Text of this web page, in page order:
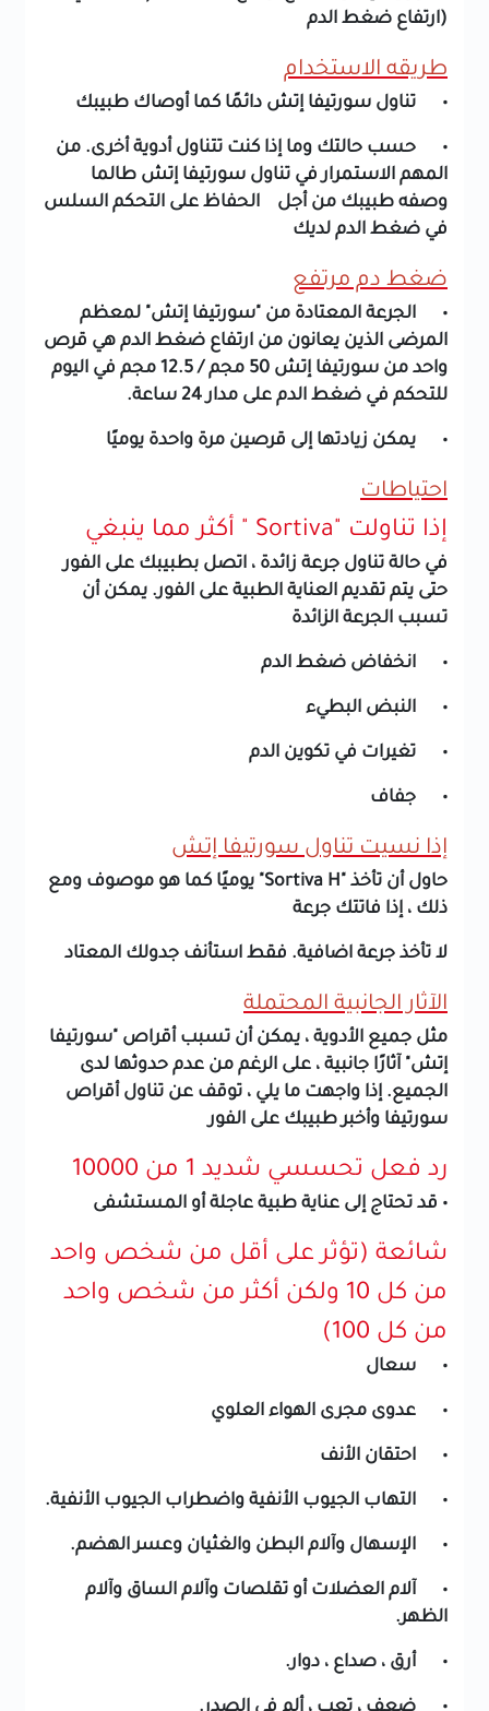
(ارتفاع ضغط الدم
طريقه الاستخدام
• تناول سورتيفا إتش دائمًا كما أوصاك طبيبك
• حسب حالتك وما إذا كنت تتناول أدوية أخرى. من
المهم الاستمرار في تناول سورتيفا إتش طالما
وصفه طبيبك من أجل الحفاظ على التحكم السلس
في ضغط الدم لديك
ضغط دم مرتفع
• الجرعة المعتادة من "سورتيفا إتش" لمعظم
المرضى الذين يعانون من ارتفاع ضغط الدم هي قرص
واحد من سورتيفا إتش 50 مجم / 12.5 مجم في اليوم
للتحكم في ضغط الدم على مدار 24 ساعة.
• يمكن زيادتها إلى قرصين مرة واحدة يوميًا
احتياطات
إذا تناولت "Sortiva " أكثر مما ينبغي
في حالة تناول جرعة زائدة ، اتصل بطبيبك على الفور
حتى يتم تقديم العناية الطبية على الفور. يمكن أن
تسبب الجرعة الزائدة
• انخفاض ضغط الدم
• النبض البطيء
• تغيرات في تكوين الدم
• جفاف
إذا نسيت تناول سورتيفا إتش
حاول أن تأخذ "Sortiva H" يوميًا كما هو موصوف ومع
ذلك ، إذا فاتتك جرعة
لا تأخذ جرعة اضافية. فقط استأنف جدولك المعتاد
الآثار الجانبية المحتملة
مثل جميع الأدوية ، يمكن أن تسبب أقراص "سورتيفا
إتش" آثارًا جانبية ، على الرغم من عدم حدوثها لدى
الجميع. إذا واجهت ما يلي ، توقف عن تناول أقراص
سورتيفا وأخبر طبيبك على الفور
رد فعل تحسسي شديد 1 من 10000
• قد تحتاج إلى عناية طبية عاجلة أو المستشفى
شائعة (تؤثر على أقل من شخص واحد
من كل 10 ولكن أكثر من شخص واحد
من كل 100)
• سعال
• عدوى مجرى الهواء العلوي
• احتقان الأنف
• التهاب الجيوب الأنفية واضطراب الجيوب الأنفية.
• الإسهال وآلام البطن والغثيان وعسر الهضم.
• آلام العضلات أو تقلصات وآلام الساق وآلام
الظهر.
• أرق ، صداع ، دوار.